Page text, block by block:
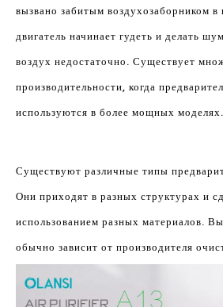
вызвано забитым воздухозаборником в
двигатель начинает гудеть и делать
воздух недостаточно. Существует
производительности, когда
используются в более мощных моделях.
Существуют различные типы
Они приходят в разных структурах и
использованием разных материалов.
обычно зависит от производителя